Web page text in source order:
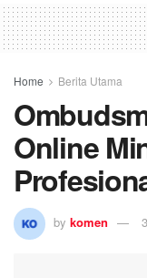
Home Berita Utama
Online
by komen